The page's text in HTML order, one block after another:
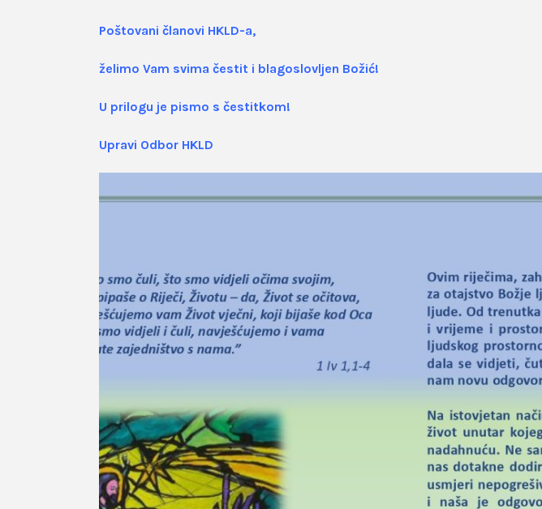
Poštovani članovi HKLD-a,
želimo Vam svima čestit i blagoslovljen Božić!
U prilogu je pismo s čestitkom!
Upravi Odbor HKLD